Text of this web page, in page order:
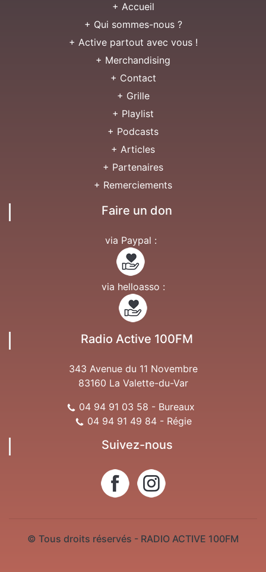
+ Accueil
+ Qui sommes-nous ?
+ Active partout avec vous !
+ Merchandising
+ Contact
+ Grille
+ Playlist
+ Podcasts
+ Articles
+ Partenaires
+ Remerciements
Faire un don
via Paypal :
via helloasso :
Radio Active 100FM
343 Avenue du 11 Novembre
83160 La Valette-du-Var
04 94 91 03 58 - Bureaux
04 94 91 49 84 - Régie
Suivez-nous
© Tous droits réservés - RADIO ACTIVE 100FM